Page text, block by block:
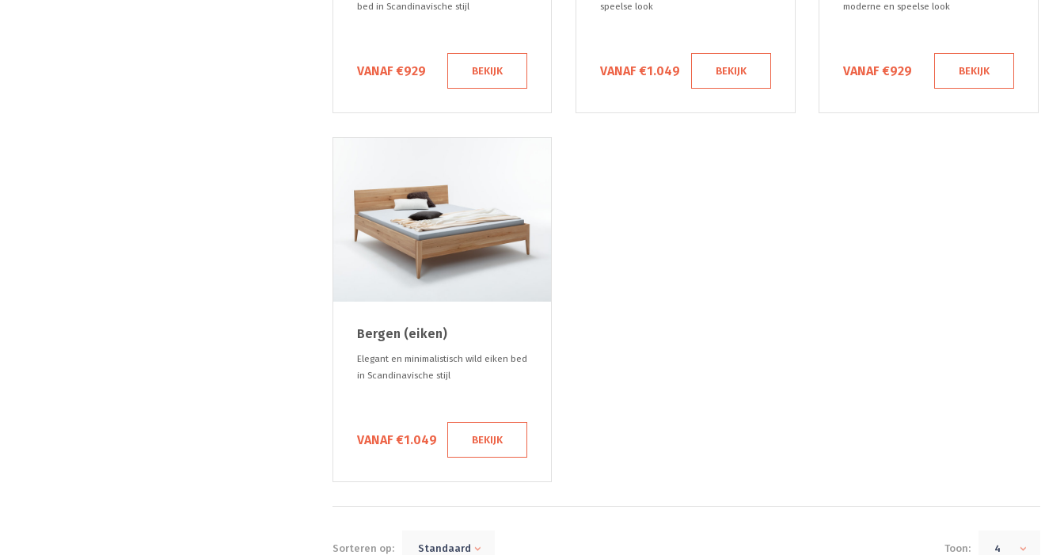
bed in Scandinavische stijl
VANAF €929 BEKIJK
speelse look
VANAF €1.049 BEKIJK
moderne en speelse look
VANAF €929 BEKIJK
Bergen (eiken)
Elegant en minimalistisch wild eiken bed
in Scandinavische stijl
VANAF €1.049 BEKIJK
Sorteren op: Standaard Toon: 4